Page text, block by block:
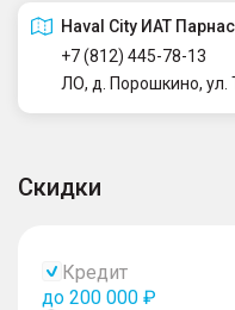
Haval City ИАТ Парнас
+7 (812) 445-78-13
ЛО, д. Порошкино, ул.
Скидки
Кредит
до 200 000 ₽